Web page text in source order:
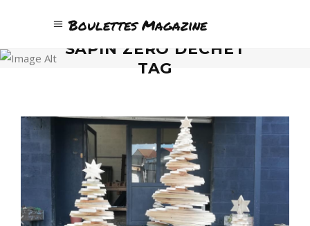
Boulettes Magazine
SAPIN ZÉRO DÉCHET
TAG